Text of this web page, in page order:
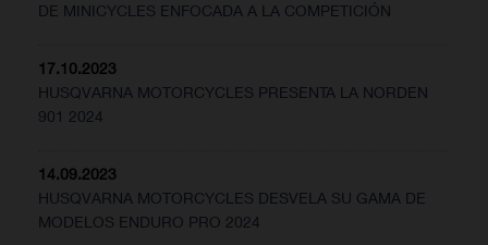
DE MINICYCLES ENFOCADA A LA COMPETICIÓN
17.10.2023
HUSQVARNA MOTORCYCLES PRESENTA LA NORDEN
901 2024
14.09.2023
HUSQVARNA MOTORCYCLES DESVELA SU GAMA DE
MODELOS ENDURO PRO 2024